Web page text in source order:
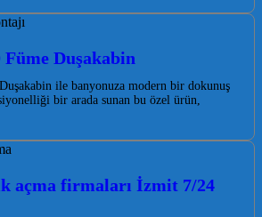
Duşakabin
ile banyonuza modern bir dokunuş
bir arada sunan bu özel ürün,
açma firmaları İzmit 7/24